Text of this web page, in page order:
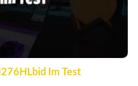
Im Test